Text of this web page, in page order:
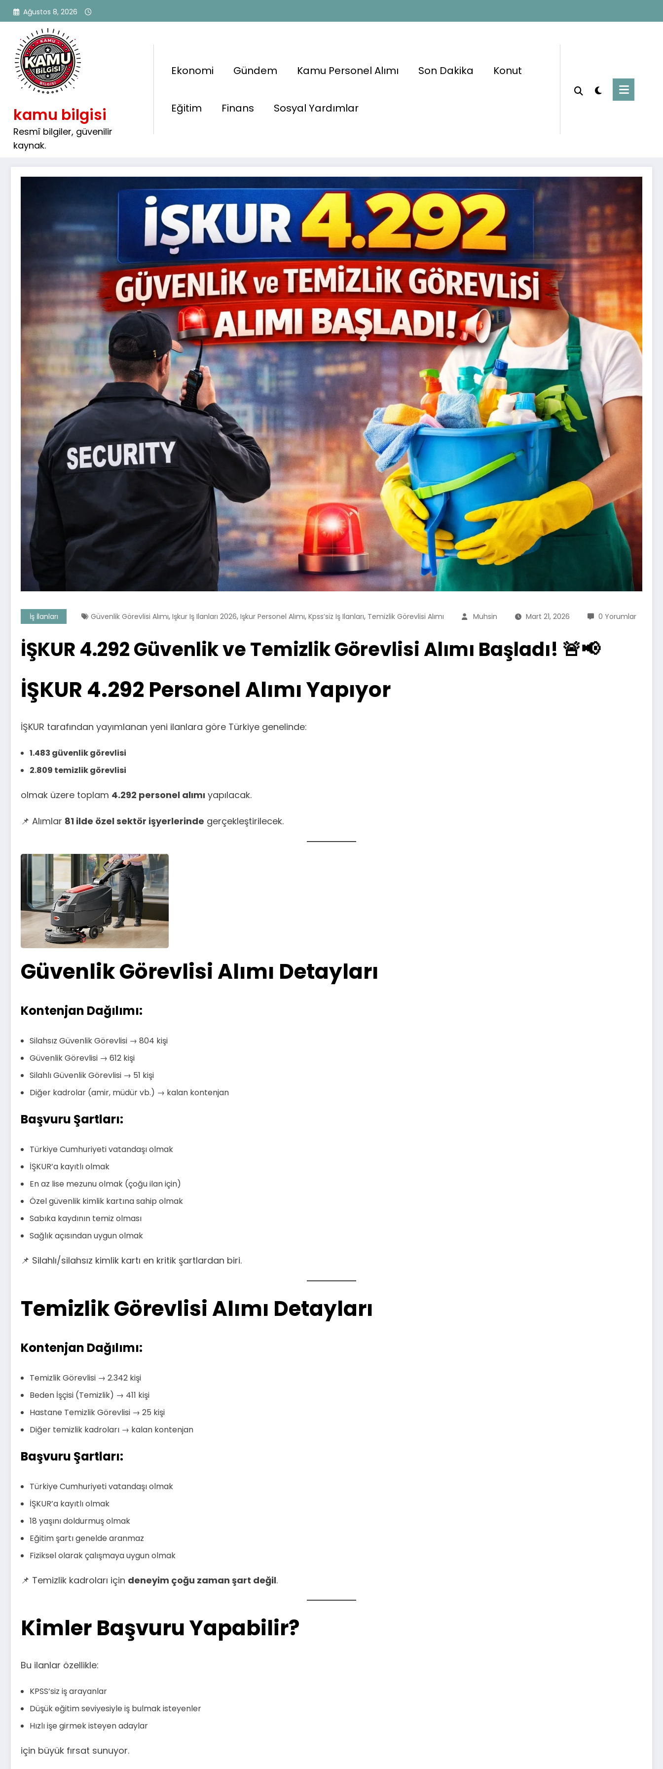
İçeriğe
atla
Ağustos 8, 2026
kamu bilgisi
Resmî bilgiler, güvenilir
kaynak.
Ekonomi Gündem Kamu Personel Alımı Son Dakika Konut
Eğitim Finans Sosyal Yardımlar
İŞKUR 4.292 Güvenlik ve Temizlik
Görevlisi Alımı Başladı! 🚨📢
İş İlanları
İş İlanları Güvenlik Görevlisi Alımı, Işkur Iş Ilanları 2026, Işkur Personel Alımı, Kpss’siz Iş Ilanları, Temizlik Görevlisi Alımı Muhsin Mart 21, 2026 0 Yorumlar
İŞKUR 4.292 Güvenlik ve Temizlik Görevlisi Alımı Başladı! 🚨📢
İŞKUR 4.292 Personel Alımı Yapıyor
İŞKUR tarafından yayımlanan yeni ilanlara göre Türkiye genelinde:
1.483 güvenlik görevlisi
2.809 temizlik görevlisi
olmak üzere toplam 4.292 personel alımı yapılacak.
📌 Alımlar 81 ilde özel sektör işyerlerinde gerçekleştirilecek.
Güvenlik Görevlisi Alımı Detayları
Kontenjan Dağılımı:
Silahsız Güvenlik Görevlisi → 804 kişi
Güvenlik Görevlisi → 612 kişi
Silahlı Güvenlik Görevlisi → 51 kişi
Diğer kadrolar (amir, müdür vb.) → kalan kontenjan
Başvuru Şartları:
Türkiye Cumhuriyeti vatandaşı olmak
İŞKUR’a kayıtlı olmak
En az lise mezunu olmak (çoğu ilan için)
Özel güvenlik kimlik kartına sahip olmak
Sabıka kaydının temiz olması
Sağlık açısından uygun olmak
📌 Silahlı/silahsız kimlik kartı en kritik şartlardan biri.
Temizlik Görevlisi Alımı Detayları
Kontenjan Dağılımı:
Temizlik Görevlisi → 2.342 kişi
Beden İşçisi (Temizlik) → 411 kişi
Hastane Temizlik Görevlisi → 25 kişi
Diğer temizlik kadroları → kalan kontenjan
Başvuru Şartları:
Türkiye Cumhuriyeti vatandaşı olmak
İŞKUR’a kayıtlı olmak
18 yaşını doldurmuş olmak
Eğitim şartı genelde aranmaz
Fiziksel olarak çalışmaya uygun olmak
📌 Temizlik kadroları için deneyim çoğu zaman şart değil.
Kimler Başvuru Yapabilir?
Bu ilanlar özellikle:
KPSS’siz iş arayanlar
Düşük eğitim seviyesiyle iş bulmak isteyenler
Hızlı işe girmek isteyen adaylar
için büyük fırsat sunuyor.